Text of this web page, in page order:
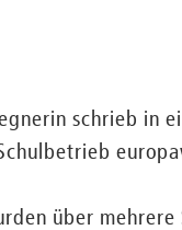
schrieb in
über